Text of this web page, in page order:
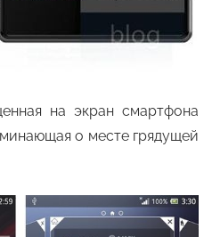
на экран смартфона
о месте грядущей